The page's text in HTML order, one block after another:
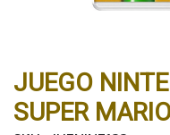
JUEGO
SUPER